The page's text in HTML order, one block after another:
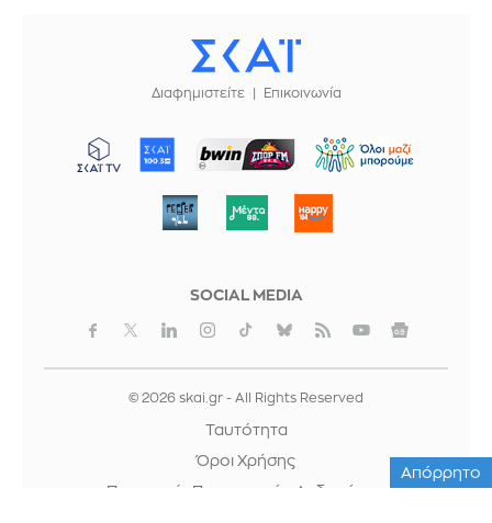
Διαφημιστείτε Επικοινωνία
ΜΠΟΡΟΥΜΕ
SOCIAL MEDIA
© 2026 skai.gr - All Rights Reserved
Ταυτότητα
Όροι Χρήσης
Προστασία Προσωπικών Δεδομένων
Απόρρητο